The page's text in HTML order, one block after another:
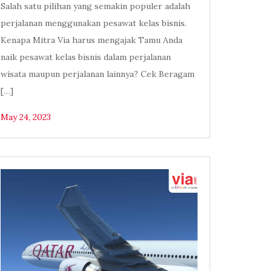
Salah satu pilihan yang semakin populer adalah
perjalanan menggunakan pesawat kelas bisnis.
Kenapa Mitra Via harus mengajak Tamu Anda
naik pesawat kelas bisnis dalam perjalanan
wisata maupun perjalanan lainnya? Cek Beragam
[…]
May 24, 2023